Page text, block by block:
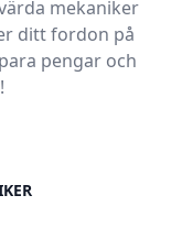
mekaniker
ditt fordon på
pengar och